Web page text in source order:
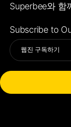
Superbee와 함
Subscribe to
Alternative: